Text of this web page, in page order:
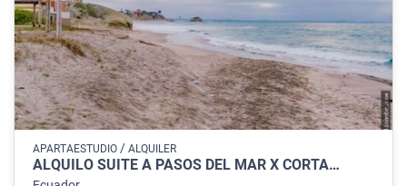
APARTAESTUDIO / ALQUILER
ALQUILO SUITE A PASOS DEL MAR X CORTA…